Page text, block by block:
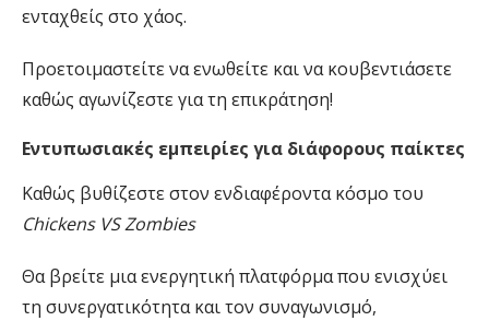
ενταχθείς στο χάος.
Προετοιμαστείτε να ενωθείτε και να κουβεντιάσετε
καθώς αγωνίζεστε για τη επικράτηση!
Εντυπωσιακές εμπειρίες για διάφορους παίκτες
Καθώς βυθίζεστε στον ενδιαφέροντα κόσμο του
Chickens VS Zombies
Θα βρείτε μια ενεργητική πλατφόρμα που ενισχύει
τη συνεργατικότητα και τον συναγωνισμό,